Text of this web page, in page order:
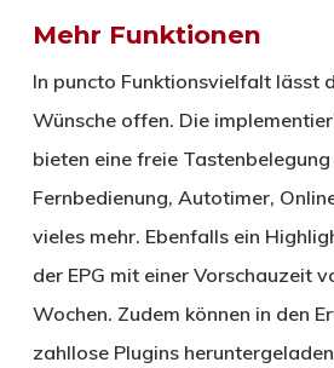
Mehr Funktionen
In puncto Funktionsvielfalt lässt
Wünsche offen. Die
bieten eine freie
Fernbedienung, Autotimer,
vieles mehr. Ebenfalls ein
der EPG mit einer Vorschauzeit
Wochen. Zudem können in den
zahllose Plugins